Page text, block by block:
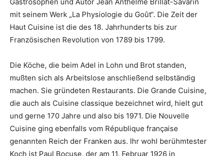
mit seinem Werk „La Physiologie du Goût“. Die Zeit der
Haut Cuisine ist die des 18. Jahrhunderts bis zur
Französischen Revolution von 1789 bis 1799.
Die Köche, die beim Adel in Lohn und Brot standen,
mußten sich als Arbeitslose anschließend selbständig
machen. Sie gründeten Restaurants. Die Grande Cuisine,
die auch als Cuisine classique bezeichnet wird, hielt gut
und gerne 170 Jahre und also bis 1971. Die Nouvelle
Cuisine ging ebenfalls vom République française
genannten Reich der Franken aus. Ihr wohl berühmtester
Koch ist Paul Bocuse, der am 11. Februar 1926 in